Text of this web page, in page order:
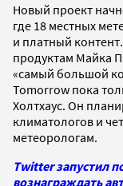
Новый проект
где 18 местных
и платный
продуктам Майка
«самый большой
Tomorrow пока
Холтхаус. Он
климатологов и
метеорологам.
Twitter запустил
вознаграждать